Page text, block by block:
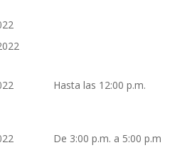
Hasta las 12:00 p.m.
De 3:00 p.m. a 5:00 p.m